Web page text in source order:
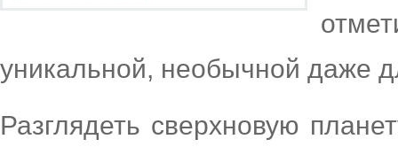
уникальной, необычной даже
Разглядеть сверхновую